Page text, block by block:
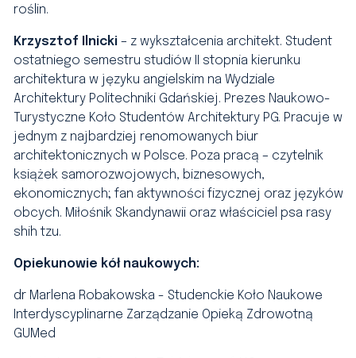
roślin.
Krzysztof Ilnicki– z wykształcenia architekt. Student
ostatniego semestru studiów II stopnia kierunku
architektura w języku angielskim na Wydziale
Architektury Politechniki Gdańskiej. Prezes Naukowo-
Turystyczne Koło Studentów Architektury PG. Pracuje w
jednym z najbardziej renomowanych biur
architektonicznych w Polsce. Poza pracą – czytelnik
książek samorozwojowych, biznesowych,
ekonomicznych; fan aktywności fizycznej oraz języków
obcych. Miłośnik Skandynawii oraz właściciel psa rasy
shih tzu.
Opiekunowie kół naukowych:
dr Marlena Robakowska - Studenckie Koło Naukowe
Interdyscyplinarne Zarządzanie Opieką Zdrowotną
GUMed